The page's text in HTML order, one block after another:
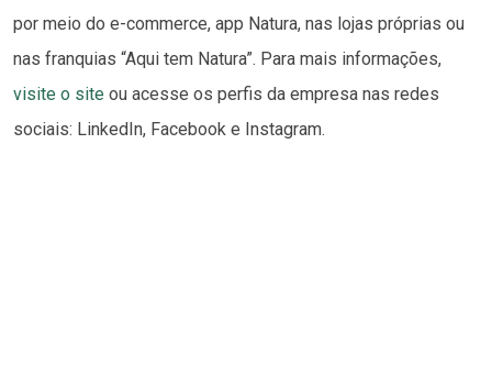
por meio do e-commerce, app Natura, nas lojas próprias ou
nas franquias “Aqui tem Natura”. Para mais informações,
visite o site ou acesse os perfis da empresa nas redes
sociais: LinkedIn, Facebook e Instagram.